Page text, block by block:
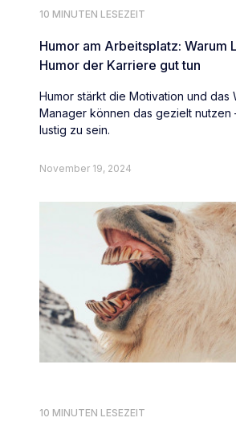
10 MINUTEN LESEZEIT
Humor am Arbeitsplatz: Warum
Humor der Karriere gut tun
Humor stärkt die Motivation und das
Manager können das gezielt nutzen
lustig zu sein.
November 19, 2024
10 MINUTEN LESEZEIT